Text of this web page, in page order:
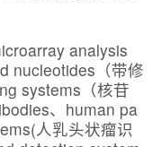
analysis
nucleotides（带修
systems（核苷
、human pa
人乳头状瘤识